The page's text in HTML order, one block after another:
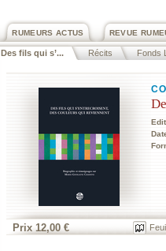
REVUE
RUMEURS ACTUS
Des fils qui s’... Récits Fonds
Prix 12,00 €